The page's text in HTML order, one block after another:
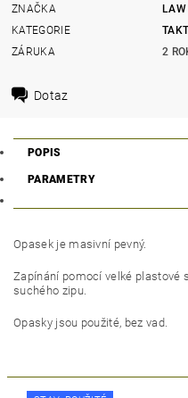
ZNAČKA
LAW
KATEGORIE
ZÁRUKA
2
Dotaz
POPIS
PARAMETRY
Opasek je masivní pevný.
Zapínání pomocí velké plastové
suchého zipu.
Opasky jsou použité, bez vad.